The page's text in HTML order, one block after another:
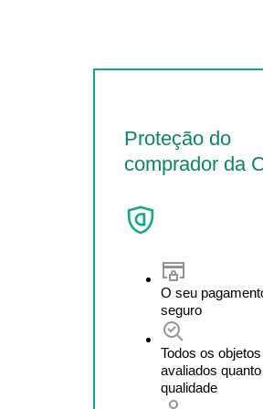
Proteção do
comprador da
O seu
seguro
Todos os
avaliados
qualidade